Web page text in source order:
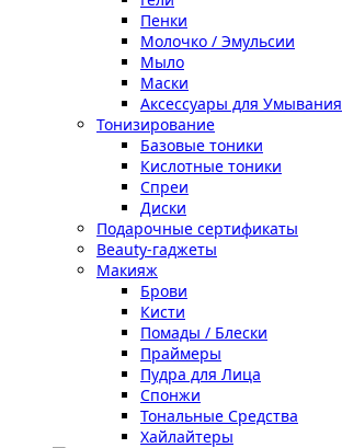
Пенки
Молочко / Эмульсии
Мыло
Маски
Аксессуары для Умывания
Тонизирование
Базовые тоники
Кислотные тоники
Спреи
Диски
Подарочные сертификаты
Beauty-гаджеты
Макияж
Брови
Кисти
Помады / Блески
Праймеры
Пудра для Лица
Спонжи
Тональные Средства
Хайлайтеры